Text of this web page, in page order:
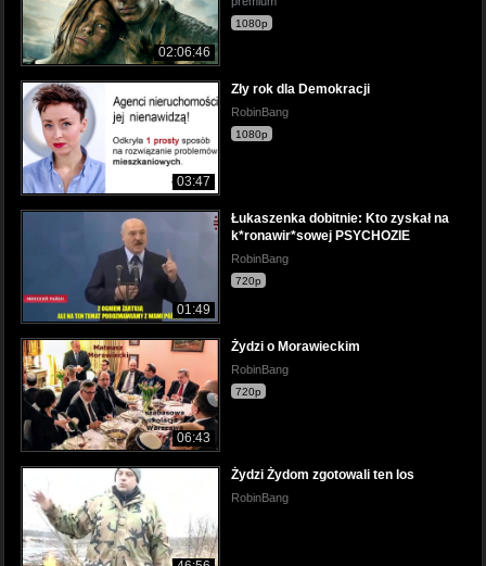
02:06:46
1080p
03:47
Zły rok dla Demokracji
RobinBang
1080p
01:49
Łukaszenka dobitnie: Kto zyskał na
k*ronawir*sowej PSYCHOZIE
RobinBang
720p
06:43
Żydzi o Morawieckim
RobinBang
720p
Żydzi Żydom zgotowali ten los
RobinBang